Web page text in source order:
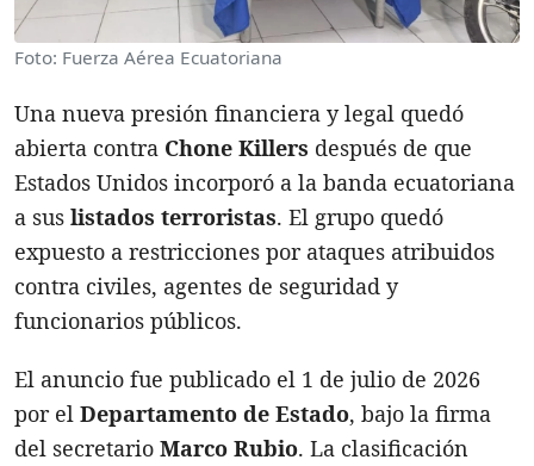
Foto: Fuerza Aérea Ecuatoriana
Una nueva presión financiera y legal quedó
abierta contra Chone Killers después de que
Estados Unidos incorporó a la banda ecuatoriana
a sus listados terroristas. El grupo quedó
expuesto a restricciones por ataques atribuidos
contra civiles, agentes de seguridad y
funcionarios públicos.
El anuncio fue publicado el 1 de julio de 2026
por el Departamento de Estado, bajo la firma
del secretario Marco Rubio. La clasificación